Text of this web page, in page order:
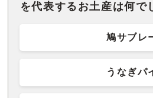
を代表するお土産は何で
鳩サブレ
うなぎパ